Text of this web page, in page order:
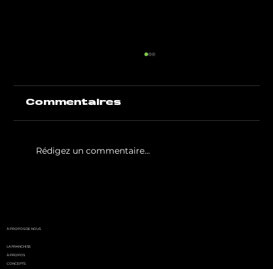
Commentaires
Rédigez un commentaire...
À PROPOS DE NOUS
LA FRANCHISE
À PROPOS
CONCEPTS